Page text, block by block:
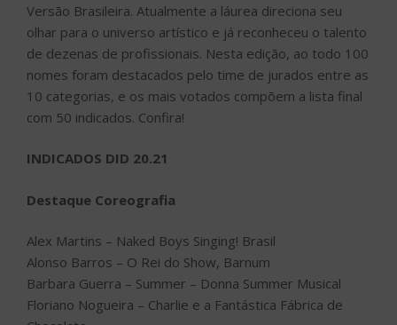
Versão Brasileira. Atualmente a láurea direciona seu
olhar para o universo artístico e já reconheceu o talento
de dezenas de profissionais. Nesta edição, ao todo 100
nomes foram destacados pelo time de jurados entre as
10 categorias, e os mais votados compõem a lista final
com 50 indicados. Confira!
INDICADOS DID 20.21
Destaque Coreografia
Alex Martins – Naked Boys Singing! Brasil
Alonso Barros – O Rei do Show, Barnum
Barbara Guerra – Summer – Donna Summer Musical
Floriano Nogueira – Charlie e a Fantástica Fábrica de